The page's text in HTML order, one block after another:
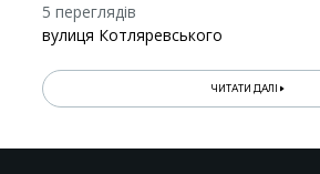
5 переглядів
вулиця Котляревського
ЧИТАТИ ДАЛІ